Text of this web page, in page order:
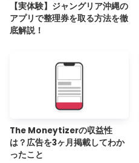
【実体験】ジャングリア沖縄の
アプリで整理券を取る方法を徹
底解説！
The Moneytizerの収益性
は？広告を3ヶ月掲載してわか
ったこと